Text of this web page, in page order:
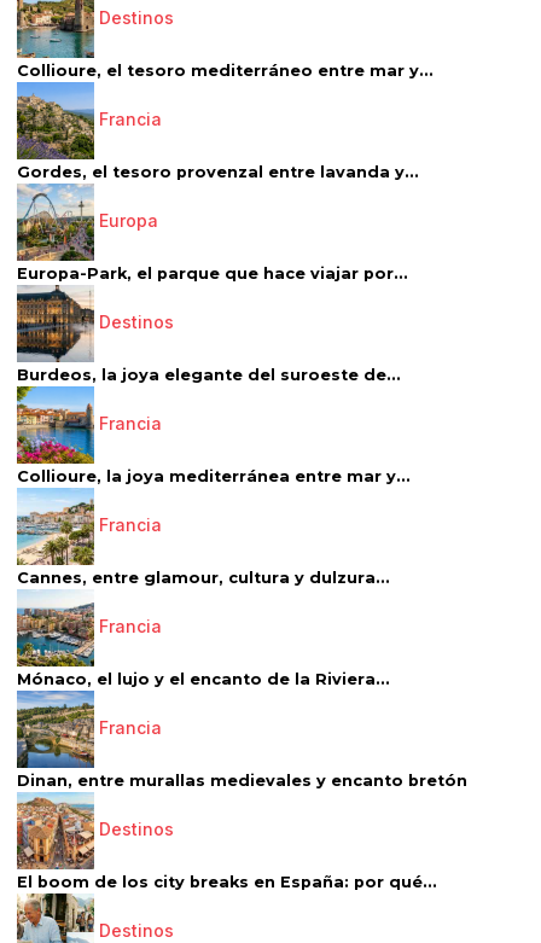
Destinos
Collioure, el tesoro mediterráneo entre mar y...
Francia
Gordes, el tesoro provenzal entre lavanda y...
Europa
Europa-Park, el parque que hace viajar por...
Destinos
Burdeos, la joya elegante del suroeste de...
Francia
Collioure, la joya mediterránea entre mar y...
Francia
Cannes, entre glamour, cultura y dulzura...
Francia
Mónaco, el lujo y el encanto de la Riviera...
Francia
Dinan, entre murallas medievales y encanto bretón
Destinos
El boom de los city breaks en España: por qué...
Destinos